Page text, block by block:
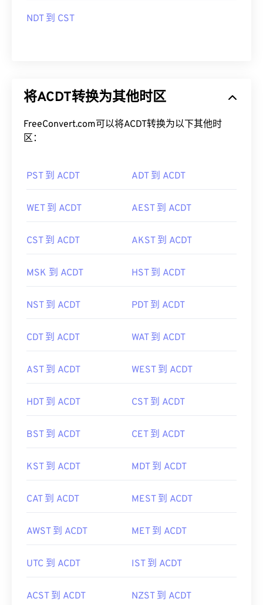
NDT 到 CST
将ACDT转换为其他时区
FreeConvert.com可以将ACDT转换为以下其他时
区：
PST 到 ACDT ADT 到 ACDT
WET 到 ACDT AEST 到 ACDT
CST 到 ACDT AKST 到 ACDT
MSK 到 ACDT HST 到 ACDT
NST 到 ACDT PDT 到 ACDT
CDT 到 ACDT WAT 到 ACDT
AST 到 ACDT WEST 到 ACDT
HDT 到 ACDT CST 到 ACDT
BST 到 ACDT CET 到 ACDT
KST 到 ACDT MDT 到 ACDT
CAT 到 ACDT MEST 到 ACDT
AWST 到 ACDT MET 到 ACDT
UTC 到 ACDT IST 到 ACDT
ACST 到 ACDT NZST 到 ACDT